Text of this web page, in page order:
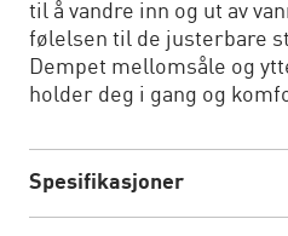
til å vandre inn og ut av
følelsen til de justerbare
Dempet mellomsåle og
holder deg i gang og
Spesifikasjoner